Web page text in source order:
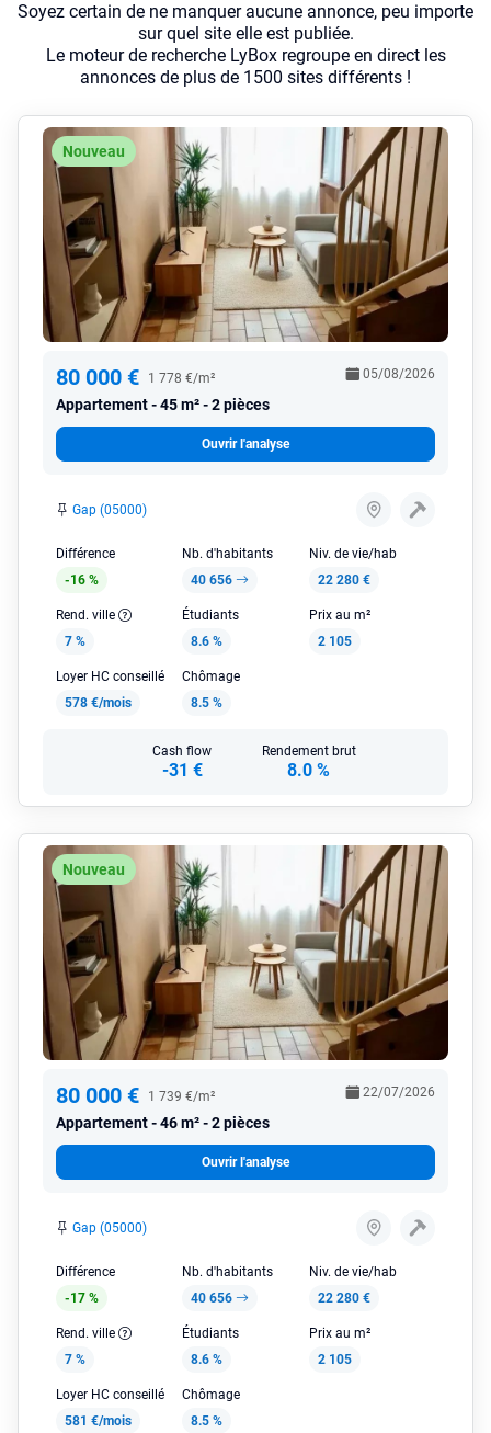
Soyez certain de ne manquer aucune annonce, peu importe
sur quel site elle est publiée.
Le moteur de recherche LyBox regroupe en direct les
annonces de plus de 1500 sites différents !
Nouveau
80 000 € 1 778 €/m²
Appartement 45 m² - 2 pièces
05/08/2026
Ouvrir l'analyse
Gap (05000)
Différence
-16 %
Nb. d'habitants
40 656
Niv. de vie/hab
22 280 €
Rend. ville
7 %
Étudiants
8.6 %
Prix au m²
2 105
Loyer HC conseillé
578 €/mois
Chômage
8.5 %
Cash flow
-31 €
Rendement brut
8.0 %
Nouveau
80 000 € 1 739 €/m²
Appartement 46 m² - 2 pièces
22/07/2026
Ouvrir l'analyse
Gap (05000)
Différence
-17 %
Nb. d'habitants
40 656
Niv. de vie/hab
22 280 €
Rend. ville
7 %
Étudiants
8.6 %
Prix au m²
2 105
Loyer HC conseillé
581 €/mois
Chômage
8.5 %